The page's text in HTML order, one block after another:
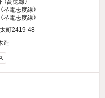
（高徳線）
琴電志度線）
琴電志度線）
町2419-48
造